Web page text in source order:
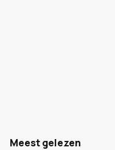
Meest gelezen